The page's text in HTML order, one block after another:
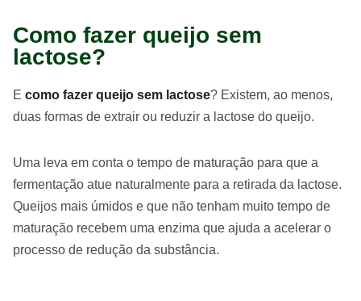
Como fazer queijo sem
lactose?
E como fazer queijo sem lactose? Existem, ao menos,
duas formas de extrair ou reduzir a lactose do queijo.
Uma leva em conta o tempo de maturação para que a
fermentação atue naturalmente para a retirada da lactose.
Queijos mais úmidos e que não tenham muito tempo de
maturação recebem uma enzima que ajuda a acelerar o
processo de redução da substância.